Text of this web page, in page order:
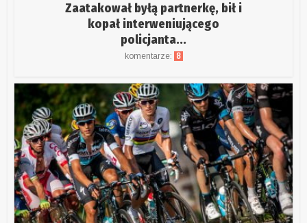
Zaatakował byłą partnerkę, bił i
kopał interweniującego
policjanta...
komentarze: 8